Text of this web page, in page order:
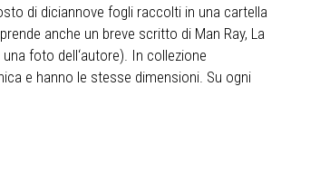
di diciannove fogli raccolti in una cartella
anche un breve scritto di Man Ray, La
foto dell‘autore). In collezione
e hanno le stesse dimensioni. Su ogni